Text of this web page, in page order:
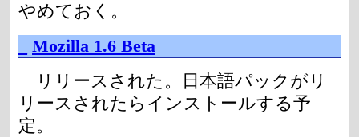
やめておく。
Mozilla 1.6 Beta
リリースされた。日本語パックがリ
リースされたらインストールする予
定。